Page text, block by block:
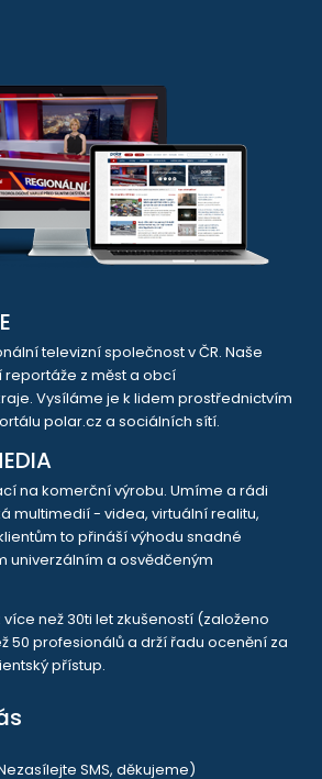
televizní společnost v ČR. Naše
z měst a obcí
Vysíláme je k lidem prostřednictvím
polar.cz a sociálních sítí.
na komerční výrobu. Umíme a rádi
multimedií - videa, virtuální realitu,
to přináší výhodu snadné
univerzálním a osvědčeným
než 30ti let zkušeností (založeno
50 profesionálů a drží řadu ocenění za
přístup.
SMS, děkujeme)